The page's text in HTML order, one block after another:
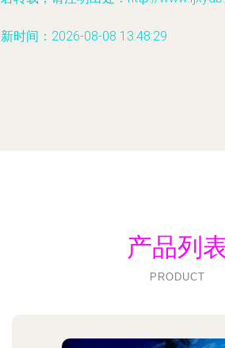
时间：2026-08-08 13:48:29
产品列
PRODUCT